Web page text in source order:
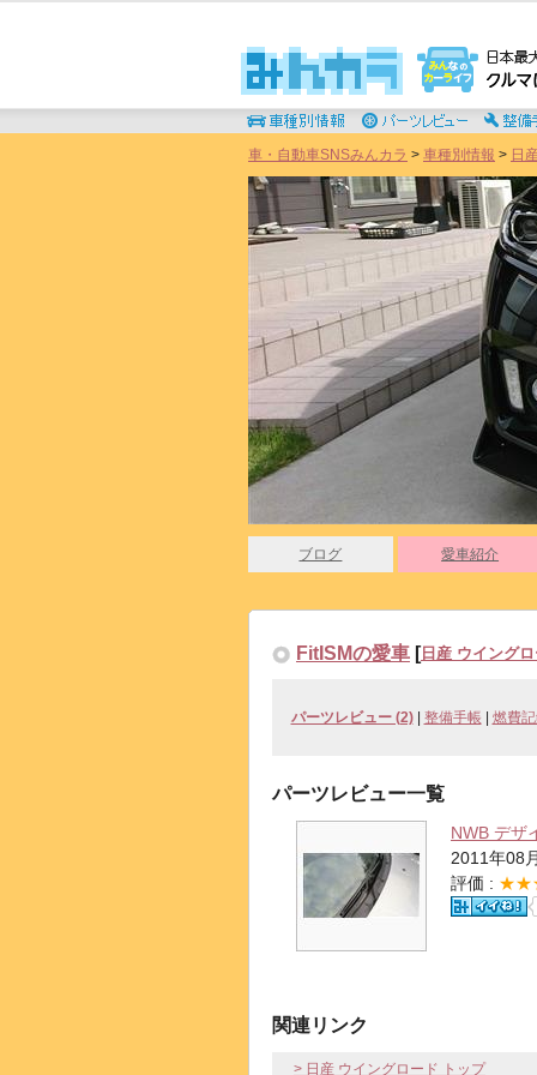
車・自動車SNSみんカラ > 車種別情報 > 日
ブログ 愛車紹介
FitISMの愛車 [ 日産 ウイング
パーツレビュー (2)| 整備手帳 燃費
パーツレビュー一覧
NWB デザ
2011年08
評価 :
関連リンク
> 日産 ウイングロード トップ